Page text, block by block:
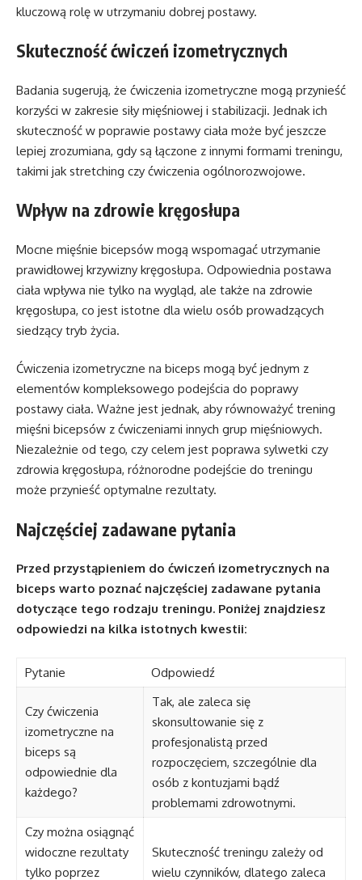
kluczową rolę w utrzymaniu dobrej postawy.
Skuteczność ćwiczeń izometrycznych
Badania sugerują, że ćwiczenia izometryczne mogą przynieść
korzyści w zakresie siły mięśniowej i stabilizacji. Jednak ich
skuteczność w poprawie postawy ciała może być jeszcze
lepiej zrozumiana, gdy są łączone z innymi formami treningu,
takimi jak stretching czy ćwiczenia ogólnorozwojowe.
Wpływ na zdrowie kręgosłupa
Mocne mięśnie bicepsów mogą wspomagać utrzymanie
prawidłowej krzywizny kręgosłupa. Odpowiednia postawa
ciała wpływa nie tylko na wygląd, ale także na zdrowie
kręgosłupa, co jest istotne dla wielu osób prowadzących
siedzący tryb życia.
Ćwiczenia izometryczne na biceps mogą być jednym z
elementów kompleksowego podejścia do poprawy
postawy ciała. Ważne jest jednak, aby równoważyć trening
mięśni bicepsów z ćwiczeniami innych grup mięśniowych.
Niezależnie od tego, czy celem jest poprawa sylwetki czy
zdrowia kręgosłupa, różnorodne podejście do treningu
może przynieść optymalne rezultaty.
Najczęściej zadawane pytania
Przed przystąpieniem do ćwiczeń izometrycznych na
biceps warto poznać najczęściej zadawane pytania
dotyczące tego rodzaju treningu. Poniżej znajdziesz
odpowiedzi na kilka istotnych kwestii:
Pytanie Odpowiedź
Czy ćwiczenia
izometryczne na
biceps są
odpowiednie dla
każdego?
Tak, ale zaleca się
skonsultowanie się z
profesjonalistą przed
rozpoczęciem, szczególnie dla
osób z kontuzjami bądź
problemami zdrowotnymi.
Czy można osiągnąć
widoczne rezultaty
tylko poprzez
Skuteczność treningu zależy od
wielu czynników, dlatego zaleca